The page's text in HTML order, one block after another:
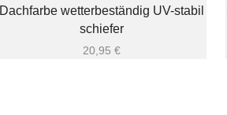
Dachfarbe wetterbeständig UV-stabil
schiefer
20,95 €